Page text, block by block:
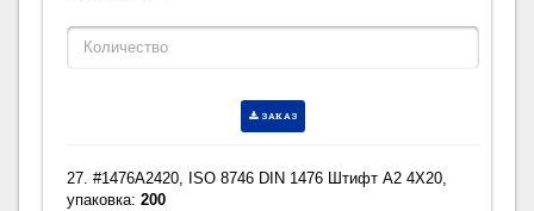
ЗАКАЗ
27. #1476A2420, ISO 8746 DIN 1476 Штифт A2 4X20,
упаковка:200